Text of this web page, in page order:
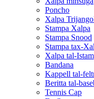
Poncho
Xalpa
Stampa Xalpa
Stampa Snood
Stampa tax-
Xalpa tal-
Bandana
Kappell tal-
Beritta tal-
Tennis Cap